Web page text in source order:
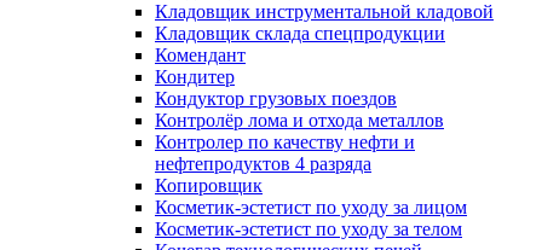
Кладовщик инструментальной кладовой
Кладовщик склада спецпродукции
Комендант
Кондитер
Кондуктор грузовых поездов
Контролёр лома и отхода металлов
Контролер по качеству нефти и
нефтепродуктов 4 разряда
Копировщик
Косметик-эстетист по уходу за лицом
Косметик-эстетист по уходу за телом